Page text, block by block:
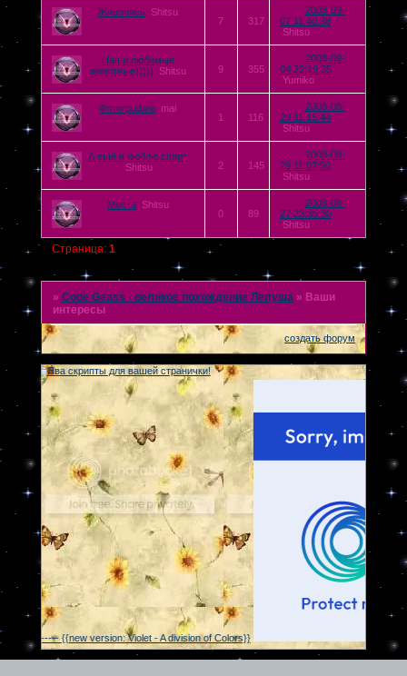
Живопись
Shitsu
7
317
2008-09-
07 11:40:38
Shitsu
Наши любимые
животные)))))
Shitsu 9 355
2008-09-
04 22:19:35
Yumiko
Фотографии mai
1
116
2008-08-
29 11:15:44
Shitsu
А ещё я люблю спорт
Shitsu
2 145
2008-08-
29 11:07:50
Shitsu
Места
Shitsu
0
89
2008-08-
27 23:35:30
Shitsu
Страница: 1
» Code Geass - великое похождение Лелуша » Ваши
интересы
создать форум